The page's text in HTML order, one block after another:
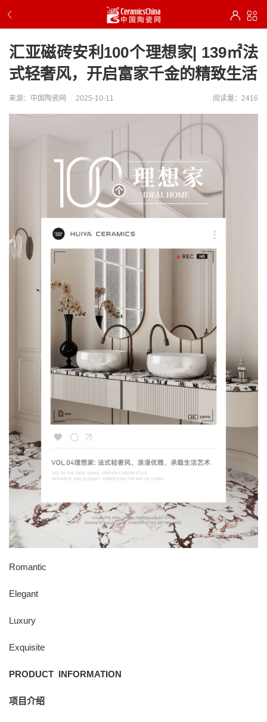
汇亚磁砖安利100个理想家| 139㎡法
式轻奢风，开启富家千金的精致生活
来源：中国陶瓷网 2025-10-11 阅读量：2416
Romantic
Elegant
Luxury
Exquisite
PRODUCT INFORMATION
项目介绍